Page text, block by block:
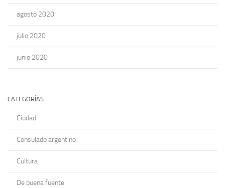
agosto 2020
julio 2020
junio 2020
CATEGORÍAS
Ciudad
Consulado argentino
Cultura
De buena fuente